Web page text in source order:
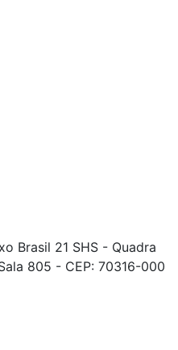
Brasil 21 SHS - Quadra
805 - CEP: 70316-000